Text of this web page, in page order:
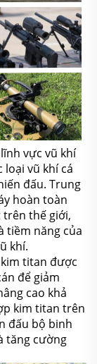
vực vũ khí
loại vũ khí cá
đấu. Trung
hoàn toàn
trên thế giới,
tiềm năng của
khí.
titan được
để giảm
cao khả
kim titan trên
đấu bộ binh
tăng cường